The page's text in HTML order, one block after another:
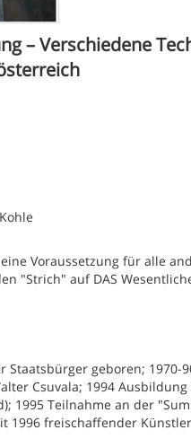
– Verschiedene
Voraussetzung für alle
"Strich" auf DAS
geboren; 1970-
Csuvala; 1994
1995 Teilnahme an der
1996 freischaffender